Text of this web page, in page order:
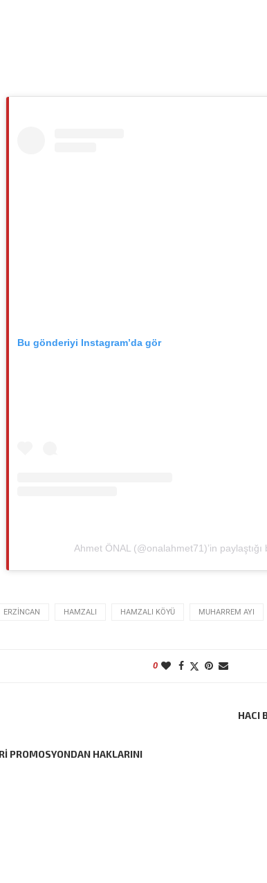
Bu gönderiyi Instagram’da gör
Ahmet ÖNAL (@onalahmet71)’in paylaştığı
ERZINCAN HAMZALI HAMZALI KÖYÜ MUHARREM AYI
0
PROMOSYONDAN HAKLARINI
HACI